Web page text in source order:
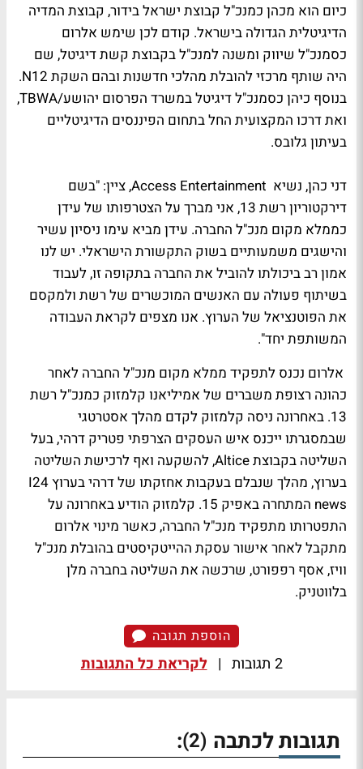
כיום הוא מכהן כמנכ"ל קבוצת ישראל בידור, קבוצת המדיה
הדיגיטלית הגדולה בישראל. קודם לכן שימש אלרום
כסמנכ"ל שיווק ומשנה למנכ"ל בקבוצת קשת דיגיטל, שם
היה שותף מרכזי להובלת מהלכי חדשנות ובהם השקת N12.
בנוסף כיהן כסמנכ"ל דיגיטל במשרד הפרסום יהושע/TBWA,
ואת דרכו המקצועית החל בתחום הפיננסים הדיגיטליים
בעיתון גלובס.
דני כהן, נשיא Access Entertainment, ציין: "בשם
דירקטוריון רשת 13, אני מברך על הצטרפותו של עידן
כממלא מקום מנכ"ל החברה. עידן מביא עימו ניסיון עשיר
והישגים משמעותיים בשוק התקשורת הישראלי. יש לנו
אמון רב ביכולתו להוביל את החברה בתקופה זו, לעבוד
בשיתוף פעולה עם האנשים המוכשרים של רשת ולמקסם
את הפוטנציאל של הערוץ. אנו מצפים לקראת העבודה
המשותפת יחד".
אלרום נכנס לתפקיד ממלא מקום מנכ"ל החברה לאחר
כהונה רצופת משברים של אמיליאנו קלמזוק כמנכ"ל רשת
13. באחרונה ניסה קלמזוק לקדם מהלך אסטרטגי
שבמסגרתו ייכנס איש העסקים הצרפתי פטריק דרהי, בעל
השליטה בקבוצת Altice, להשקעה ואף לרכישת השליטה
בערוץ, מהלך שנבלם בעקבות אחזקתו של דרהי בערוץ I24
news המתחרה באפיק 15. קלמזוק הודיע באחרונה על
התפטרותו מתפקיד מנכ"ל החברה, כאשר מינוי אלרום
מתקבל לאחר אישור עסקת ההייטקיסטים בהובלת מנכ"ל
וויז, אסף רפפורט, שרכשה את השליטה בחברה מלן
בלווטניק.
הוספת תגובה
2 תגובות | לקריאת כל התגובות
תגובות לכתבה (2)
: